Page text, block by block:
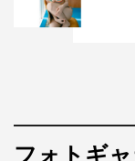
フォトギ